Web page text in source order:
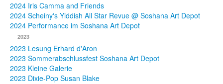
Ausstellungen
& Projekte
Presse
2024 Iris Camma and Friends
2024 Scheiny's Yiddish All Star Revue @ Soshana Art Depot
2024 Performance im Soshana Art Depot
2023
2023 Lesung Erhard d'Aron
2023 Sommerabschlussfest Soshana Art Depot
2023 Kleine Galerie
2023 Dixie-Pop Susan Blake